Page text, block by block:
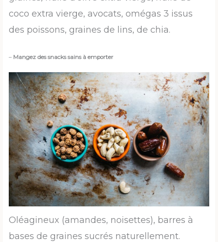
coco extra vierge, avocats, omégas 3 issus
des poissons, graines de lins, de chia.
– Mangez des snacks sains à emporter
Oléagineux (amandes, noisettes), barres à
bases de graines sucrés naturellement.